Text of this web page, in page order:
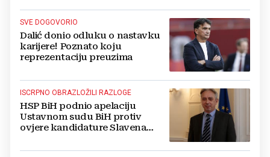
SVE DOGOVORIO
Dalić donio odluku o nastavku
karijere! Poznato koju
reprezentaciju preuzima
ISCRPNO OBRAZLOŽILI RAZLOGE
HSP BiH podnio apelaciju
Ustavnom sudu BiH protiv
ovjere kandidature Slavena